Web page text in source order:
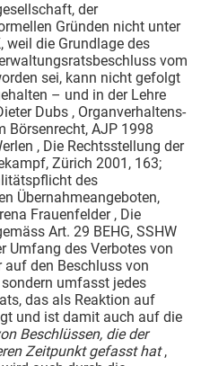
der
Gründen nicht unter
weil die Grundlage des
vom
sei, kann nicht gefolgt
– und in der Lehre
Dubs , Organverhaltens-
Börsenrecht, AJP 1998
, Die Rechtsstellung der
Zürich 2001, 163;
des
Übernahmeangeboten,
Frauenfelder , Die
Art. 29 BEHG, SSHW
Umfang des Verbotes von
den Beschluss von
umfasst jedes
das als Reaktion auf
und ist damit auch auf die
Beschlüssen, die der
Zeitpunkt gefasst hat,